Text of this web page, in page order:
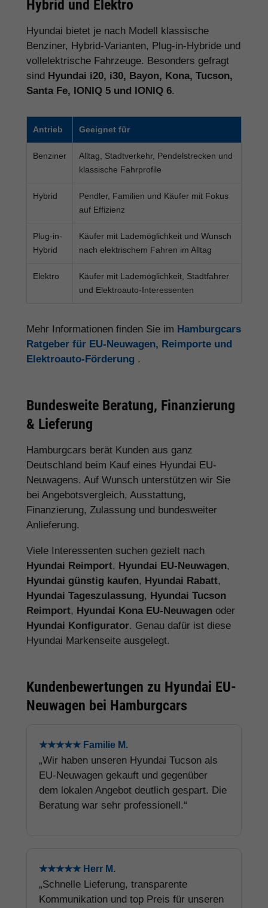
Hybrid und Elektro
Hyundai bietet je nach Modell klassische
Benziner, Hybrid-Varianten, Plug-in-Hybride und
vollelektrische Fahrzeuge. Besonders gefragt
sind Hyundai i20, i30, Bayon, Kona, Tucson,
Santa Fe, IONIQ 5 und IONIQ 6.
Antrieb Geeignet für
Benziner
Alltag, Stadtverkehr, Pendelstrecken und
klassische Fahrprofile
Hybrid
Pendler, Familien und Käufer mit Fokus
auf Effizienz
Plug-in-
Hybrid
Käufer mit Lademöglichkeit und Wunsch
nach elektrischem Fahren im Alltag
Elektro
Käufer mit Lademöglichkeit, Stadtfahrer
und Elektroauto-Interessenten
Mehr Informationen finden Sie im Hamburgcars
Ratgeber für EU-Neuwagen, Reimporte und
Elektroauto-Förderung .
Bundesweite Beratung, Finanzierung
& Lieferung
Hamburgcars berät Kunden aus ganz
Deutschland beim Kauf eines Hyundai EU-
Neuwagens. Auf Wunsch unterstützen wir Sie
bei Angebotsvergleich, Ausstattung,
Finanzierung, Zulassung und bundesweiter
Anlieferung.
Viele Interessenten suchen gezielt nach
Hyundai Reimport, Hyundai EU-Neuwagen,
Hyundai günstig kaufen, Hyundai Rabatt,
Hyundai Tageszulassung, Hyundai Tucson
Reimport, Hyundai Kona EU-Neuwagen oder
Hyundai Konfigurator. Genau dafür ist diese
Hyundai Markenseite ausgelegt.
Kundenbewertungen zu Hyundai EU-
Neuwagen bei Hamburgcars
★★★★★ Familie M.
„Wir haben unseren Hyundai Tucson als
EU-Neuwagen gekauft und gegenüber
dem lokalen Angebot deutlich gespart. Die
Beratung war sehr professionell.“
★★★★★ Herr M.
„Schnelle Lieferung, transparente
Kommunikation und top Preis für unseren